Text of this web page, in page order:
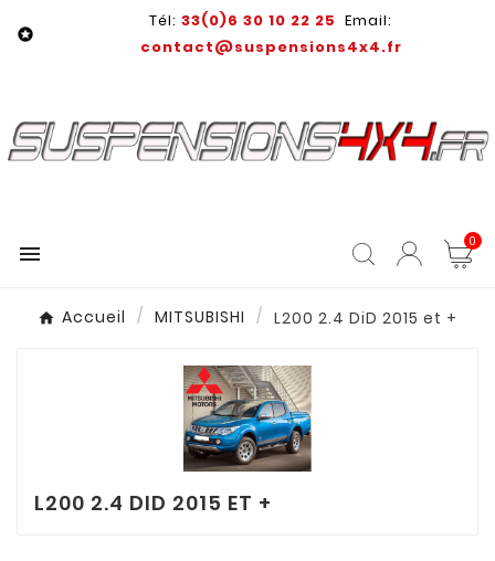

Tél: 33(0)6 30 10 22 25 Email:
contact@suspensions4x4.fr
 0
Accueil MITSUBISHI L200 2.4 DiD 2015 et +
L200 2.4 DID 2015 ET +